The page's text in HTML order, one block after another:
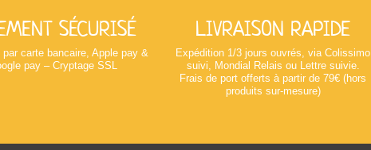
SÉCURISÉ
par carte bancaire, Apple pay &
pay – Cryptage SSL
LIVRAISON RAPIDE
Expédition 1/3 jours ouvrés, via Colissimo
suivi, Mondial Relais ou Lettre suivie.
Frais de port offerts à partir de 79€ (hors
produits sur-mesure)